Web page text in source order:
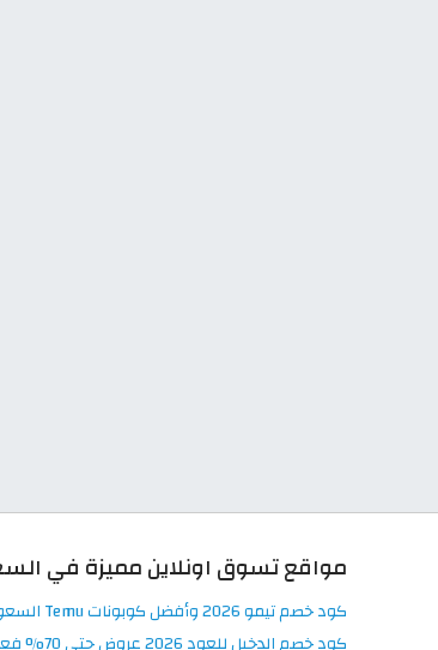
مواقع تسوق اونلاين مميزة في
كود خصم تيمو 2026 وأفضل كوبونات Temu السعودية اونلاين
كود خصم الدخيل للعود 2026 عروض حتى 70% فعالة في Al Dakheel Oud